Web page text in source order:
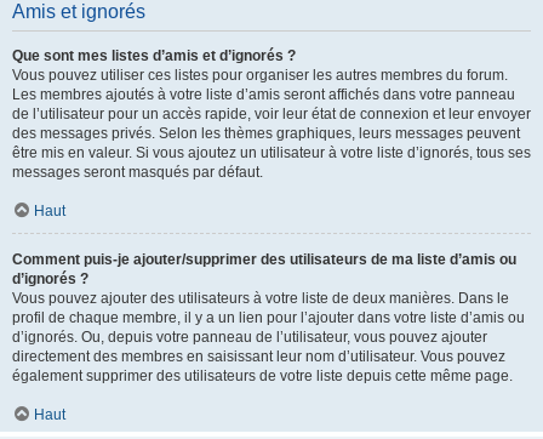
Amis et ignorés
Que sont mes listes d’amis et d’ignorés ?
Vous pouvez utiliser ces listes pour organiser les autres membres du forum.
Les membres ajoutés à votre liste d’amis seront affichés dans votre panneau
de l’utilisateur pour un accès rapide, voir leur état de connexion et leur envoyer
des messages privés. Selon les thèmes graphiques, leurs messages peuvent
être mis en valeur. Si vous ajoutez un utilisateur à votre liste d’ignorés, tous ses
messages seront masqués par défaut.
Haut
Comment puis-je ajouter/supprimer des utilisateurs de ma liste d’amis ou
d’ignorés ?
Vous pouvez ajouter des utilisateurs à votre liste de deux manières. Dans le
profil de chaque membre, il y a un lien pour l’ajouter dans votre liste d’amis ou
d’ignorés. Ou, depuis votre panneau de l’utilisateur, vous pouvez ajouter
directement des membres en saisissant leur nom d’utilisateur. Vous pouvez
également supprimer des utilisateurs de votre liste depuis cette même page.
Haut